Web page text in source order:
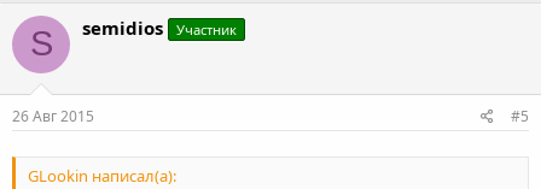
к
ц
и
и
:
S semidios Участник
26 Авг 2015 #5
GLookin написал(а):